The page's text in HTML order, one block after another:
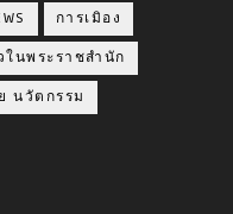
การเมิอง
ในพระราชสำนัก
นวัตกรรม